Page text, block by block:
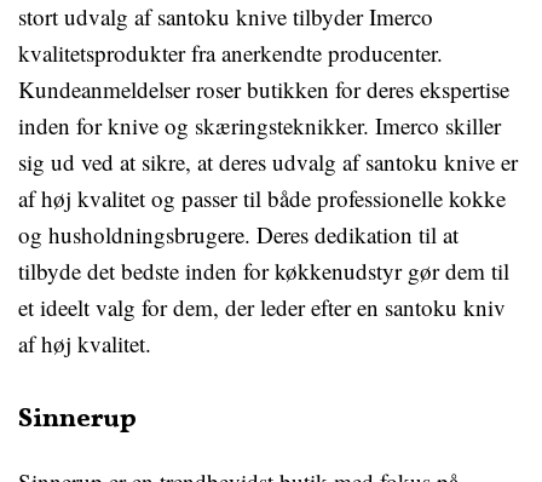
stort udvalg af santoku knive tilbyder Imerco
kvalitetsprodukter fra anerkendte producenter.
Kundeanmeldelser roser butikken for deres ekspertise
inden for knive og skæringsteknikker. Imerco skiller
sig ud ved at sikre, at deres udvalg af santoku knive er
af høj kvalitet og passer til både professionelle kokke
og husholdningsbrugere. Deres dedikation til at
tilbyde det bedste inden for køkkenudstyr gør dem til
et ideelt valg for dem, der leder efter en santoku kniv
af høj kvalitet.
Sinnerup